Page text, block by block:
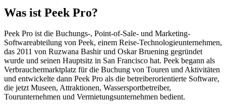
Was ist Peek Pro?
Peek Pro ist die Buchungs-, Point-of-Sale- und Marketing-
Softwareabteilung von Peek, einem Reise-Technologieunternehmen,
das 2011 von Ruzwana Bashir und Oskar Bruening gegründet
wurde und seinen Hauptsitz in San Francisco hat. Peek begann als
Verbrauchermarktplatz für die Buchung von Touren und Aktivitäten
und entwickelte dann Peek Pro als die betreiberorientierte Software,
die jetzt Museen, Attraktionen, Wassersportbetreiber,
Tourunternehmen und Vermietungsunternehmen bedient.